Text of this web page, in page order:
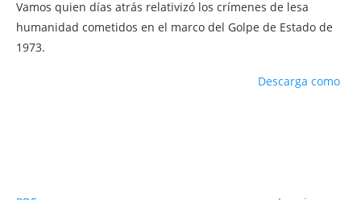
Vamos quien días atrás relativizó los crímenes de lesa
humanidad cometidos en el marco del Golpe de Estado de
1973.
Descarga como